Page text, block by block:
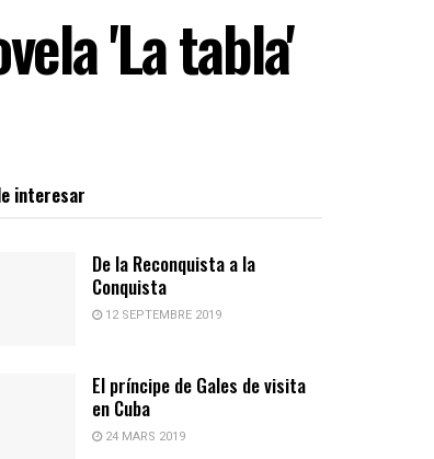
'La tabla'
interesar
De la Reconquista a la
Conquista
12 SEPTEMBRE 2019
El príncipe de Gales de visita
en Cuba
24 MARS 2019